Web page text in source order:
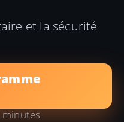
et la sécurité